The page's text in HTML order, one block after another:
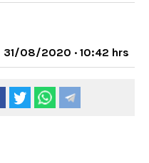
31/08/2020 · 10:42 hrs